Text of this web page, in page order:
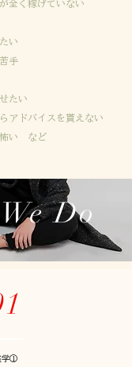
全く稼げていない
い
手
せたい
アドバイスを貰えない
怖い など
Do
学①